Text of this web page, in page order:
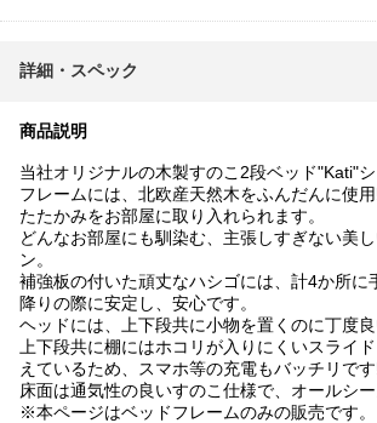
詳細・スペック
商品説明
当社オリジナルの木製すのこ2段ベッド"Kati"シ
フレームには、北欧産天然木をふんだんに使
たたかみをお部屋に取り入れられます。
どんなお部屋にも馴染む、主張しすぎない美
ン。
補強板の付いた頑丈なハシゴには、計4か所に
降りの際に安定し、安心です。
ヘッドには、上下段共に小物を置くのに丁度
上下段共に棚にはホコリが入りにくいスライ
えているため、スマホ等の充電もバッチリで
床面は通気性の良いすのこ仕様で、オールシ
※本ページはベッドフレームのみの販売です。